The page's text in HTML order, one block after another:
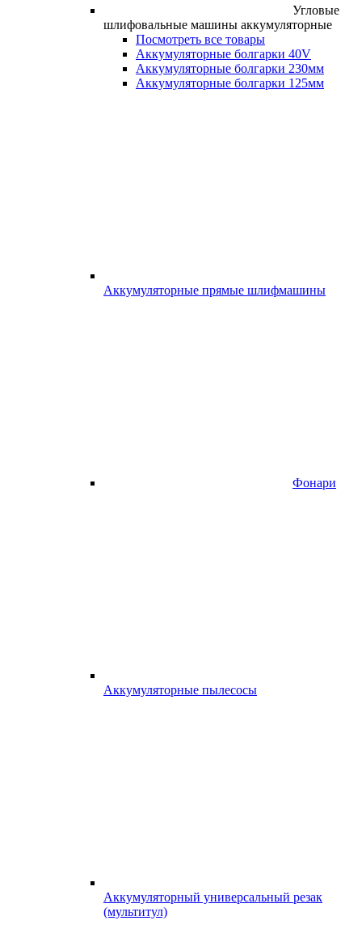
Угловые
шлифовальные машины аккумуляторные
Посмотреть все товары
Аккумуляторные болгарки 40V
Аккумуляторные болгарки 230мм
Аккумуляторные болгарки 125мм
Аккумуляторные прямые шлифмашины
Фонари
Аккумуляторные пылесосы
Аккумуляторный универсальный резак
(мультитул)